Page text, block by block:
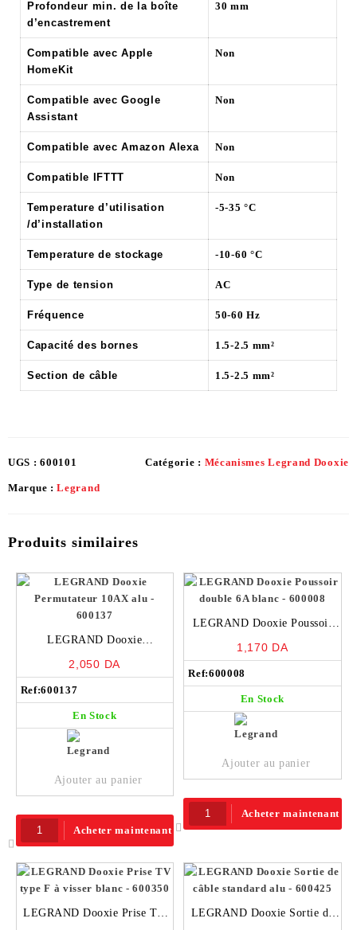
Profondeur min. de la boîte
d’encastrement
30 mm
Compatible avec Apple
HomeKit
Non
Compatible avec Google
Assistant
Non
Compatible avec Amazon Alexa Non
Compatible IFTTT Non
Temperature d’utilisation
/d’installation
-5-35 °C
Temperature de stockage -10-60 °C
Type de tension AC
Fréquence 50-60 Hz
Capacité des bornes 1.5-2.5 mm²
Section de câble 1.5-2.5 mm²
UGS :600101 Catégorie : Mécanismes Legrand Dooxie
Marque :Legrand
Produits similaires
LEGRAND Dooxie
600137
2,050 DA
Ref:600137
En Stock
Ajouter au panier
Acheter maintenant
LEGRAND Dooxie Poussoir
1,170 DA
Ref:600008
En Stock
Ajouter au panier
Acheter maintenant
LEGRAND Dooxie Prise TV
LEGRAND Dooxie Sortie de